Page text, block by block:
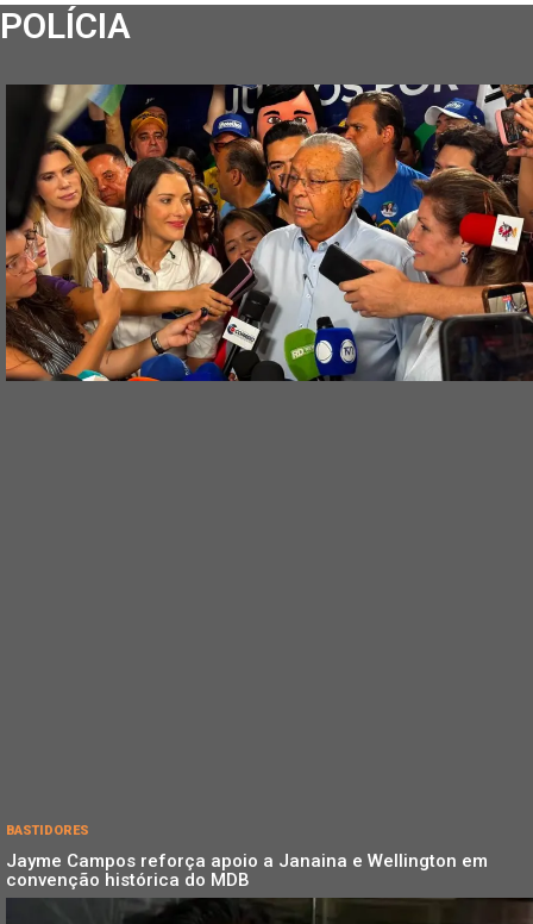
POLÍCIA
BASTIDORES
Jayme Campos reforça apoio a Janaina e Wellington em
convenção histórica do MDB